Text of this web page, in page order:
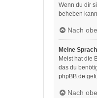
Wenn du dir
beheben
Nach
Meine
Meist hat die
das du
phpBB.de
Nach